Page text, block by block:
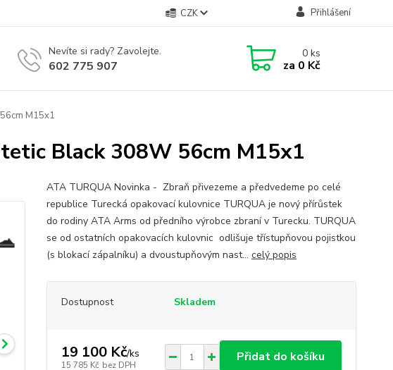
CZK Přihlášení
Nevíte si rady? Zavolejte.
602 775 907
0ks
za 0 Kč
M15x1
Black 308W 56cm M15x1
ATA TURQUA Novinka - Zbraň přivezeme a předvedeme po celé
republice Turecká opakovací kulovnice TURQUA je nový přírůstek
do rodiny ATA Arms od předního výrobce zbraní v Turecku. TURQUA
se od ostatních opakovacích kulovnic odlišuje třístupňovou pojistkou
(s blokací zápalníku) a dvoustupňovým nast... celý popis
Dostupnost Skladem
19 100 Kč/ks
15 785 Kč bez DPH
Přidat do košíku